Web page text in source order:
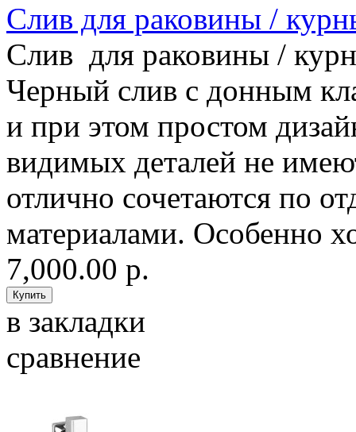
Слив для раковины /
Слив для раковины /
Черный слив с донным
и при этом простом
видимых деталей не
отлично сочетаются по
материалами. Особенно
7,000.00 р.
в закладки
сравнение